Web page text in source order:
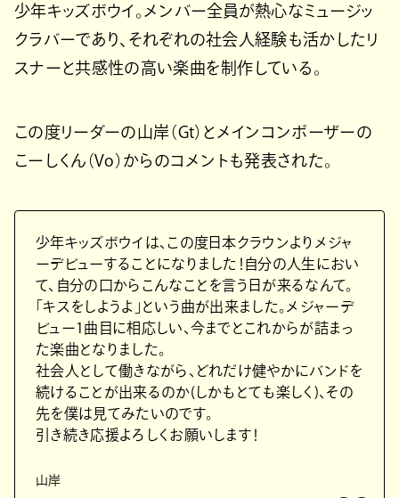
少年キッズボウイ。メンバー全員が熱心なミュージッ
クラバーであり、それぞれの社会人経験も活かしたリ
スナーと共感性の高い楽曲を制作している。
この度リーダーの山岸（Gt）とメインコンポーザーの
こーしくん（Vo）からのコメントも発表された。
少年キッズボウイは、この度日本クラウンよりメジャ
ーデビューすることになりました！自分の人生におい
て、自分の口からこんなことを言う日が来るなんて。
「キスをしようよ」という曲が出来ました。メジャーデ
ビュー1曲目に相応しい、今までとこれからが詰まっ
た楽曲となりました。
社会人として働きながら、どれだけ健やかにバンドを
続けることが出来るのか(しかもとても楽しく)、その
先を僕は見てみたいのです。
引き続き応援よろしくお願いします！
山岸